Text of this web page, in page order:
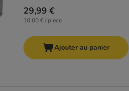
29,99 €
10,00 € / pièce
Ajouter au panier